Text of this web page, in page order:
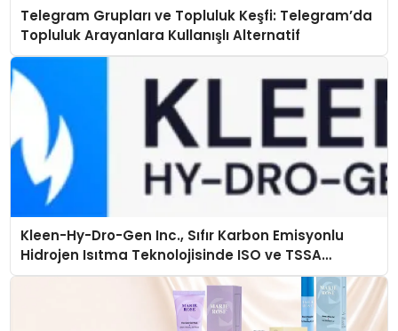
Telegram Grupları ve Topluluk Keşfi: Telegram’da
Topluluk Arayanlara Kullanışlı Alternatif
Kleen-Hy-Dro-Gen Inc., Sıfır Karbon Emisyonlu
Hidrojen Isıtma Teknolojisinde ISO ve TSSA
Düzenleyici Onaylarını Aldı